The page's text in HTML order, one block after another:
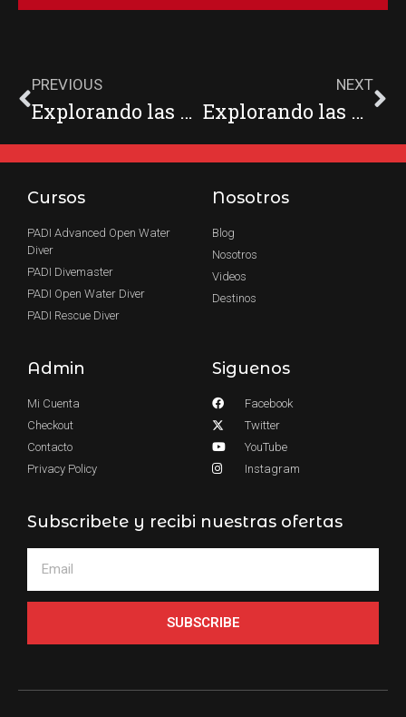
PREVIOUS
Explorando las Profundidades del Lago Lemán: ¡Un Tesoro Submarino entre Suiza y Francia
NEXT
Explorando las Maravillas Submarinas del Lago Thun: ¡Sumérgete en la Belleza Alpina de Suiza
Cursos
PADI Advanced Open Water
Diver
PADI Divemaster
PADI Open Water Diver
PADI Rescue Diver
Nosotros
Blog
Nosotros
Videos
Destinos
Admin
Mi Cuenta
Checkout
Contacto
Privacy Policy
Siguenos
Facebook
Twitter
YouTube
Instagram
Subscribete y recibi nuestras ofertas
SUBSCRIBE